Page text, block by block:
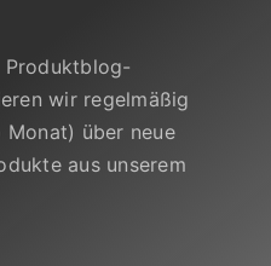
Produktblog-
wir regelmäßig
über neue
aus unserem